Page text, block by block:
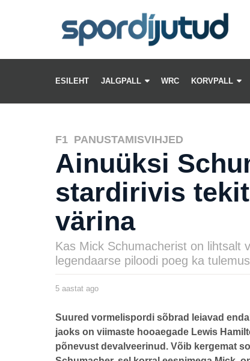
ESILEHT JALGPALL WRC KORVPALL
F1 ,PANUSTAMISVIHJED
Ainuüksi
stardirivis
värina
Kas Mick Schumacherist on lihtsalt
legendaarse piloodi poeg ka
by
jarmojagomagi@gmail.com
5 aastat ago
s
t
a
a
g
Suured vormelispordi sõbrad leiavad
jaoks on viimaste hooaegade Lewis
põnevust devalveerinud. Võib kergemat